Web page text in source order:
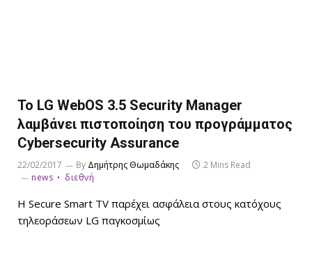
Το LG WebOS 3.5 Security Manager
λαμβάνει πιστοποίηση του προγράμματος
Cybersecurity Assurance
22/02/2017 By Δημήτρης Θωμαδάκης
2 Mins Read
news
διεθνή
Η Secure Smart TV παρέχει ασφάλεια στους κατόχους
τηλεοράσεων LG παγκοσμίως